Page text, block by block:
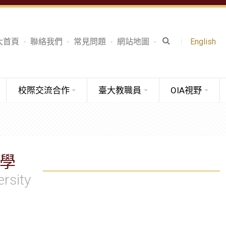
首頁 聯絡我們 常見問題 網站地圖 English
校際交流合作 臺大教職員 OIA視野